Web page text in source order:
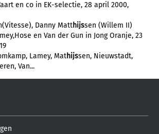
en co in EK-selectie, 28 april 2000,
Danny Matthijssen (Willem II)
en Van der Gun in Jong Oranje, 23
Lamey, Mathijssen, Nieuwstadt,
Van...